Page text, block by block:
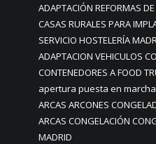
ADAPTACIÓN REFORMAS
CASAS RURALES PARA
SERVICIO HOSTELERÍA
ADAPTACION VEHICULOS
CONTENEDORES A FOOD
apertura puesta en
ARCAS ARCONES
ARCAS CONGELACIÓN
MADRID